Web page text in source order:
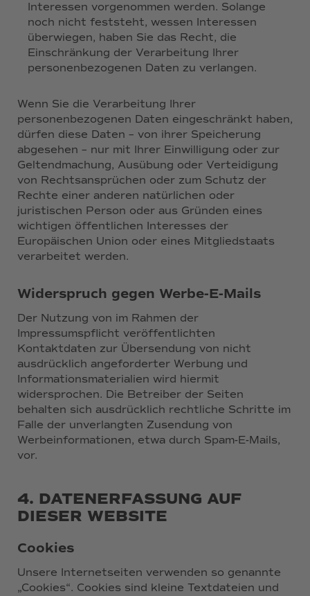
Interessen vorgenommen werden. Solange
noch nicht feststeht, wessen Interessen
überwiegen, haben Sie das Recht, die
Einschränkung der Verarbeitung Ihrer
personenbezogenen Daten zu verlangen.
Wenn Sie die Verarbeitung Ihrer
personenbezogenen Daten eingeschränkt haben,
dürfen diese Daten – von ihrer Speicherung
abgesehen – nur mit Ihrer Einwilligung oder zur
Geltendmachung, Ausübung oder Verteidigung
von Rechtsansprüchen oder zum Schutz der
Rechte einer anderen natürlichen oder
juristischen Person oder aus Gründen eines
wichtigen öffentlichen Interesses der
Europäischen Union oder eines Mitgliedstaats
verarbeitet werden.
Widerspruch gegen Werbe-E-Mails
Der Nutzung von im Rahmen der
Impressumspflicht veröffentlichten
Kontaktdaten zur Übersendung von nicht
ausdrücklich angeforderter Werbung und
Informationsmaterialien wird hiermit
widersprochen. Die Betreiber der Seiten
behalten sich ausdrücklich rechtliche Schritte im
Falle der unverlangten Zusendung von
Werbeinformationen, etwa durch Spam-E-Mails,
vor.
4. DATENERFASSUNG AUF
DIESER WEBSITE
Cookies
Unsere Internetseiten verwenden so genannte
„Cookies“. Cookies sind kleine Textdateien und